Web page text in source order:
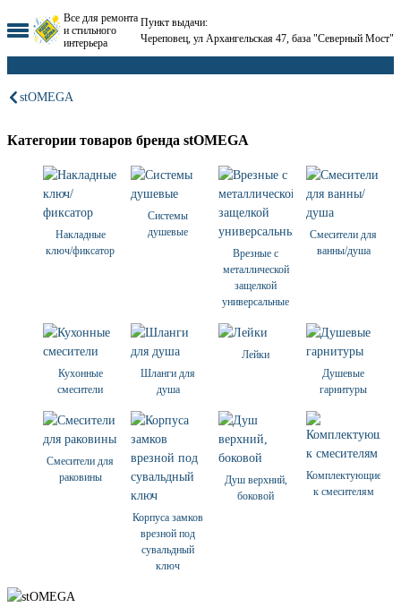
Все для ремонта
и стильного
интерьера
Пункт выдачи:
Череповец, ул Архангельская 47, база "Северный Мост"
stOMEGA
Категории товаров бренда stOMEGA
Накладные
ключ/фиксатор
Системы
душевые
Врезные с
металлической
защелкой
универсальные
Смесители для
ванны/душа
Кухонные
смесители
Шланги для
душа
Лейки
Душевые
гарнитуры
Смесители для
раковины
Корпуса замков
врезной под
сувальдный
ключ
Душ верхний,
боковой
Комплектующие
к смесителям